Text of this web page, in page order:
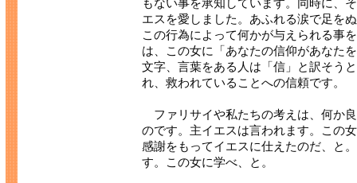
もない事を承知しています。同時に、
エスを愛しました。あふれる涙で足を
この行為によって何かが与えられる事
は、この女に「あなたの信仰があなた
文字、言葉をある人は「信」と訳そう
れ、救われていることへの信頼です。
ファリサイや私たちの考えは、何か
のです。主イエスは言われます。この
感謝をもってイエスに仕えたのだ、と
す。この女に学べ、と。